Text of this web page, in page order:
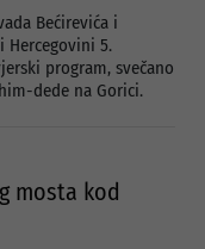
Bećirevića i
Hercegovini 5.
program, svečano
dede na Gorici.
mosta kod